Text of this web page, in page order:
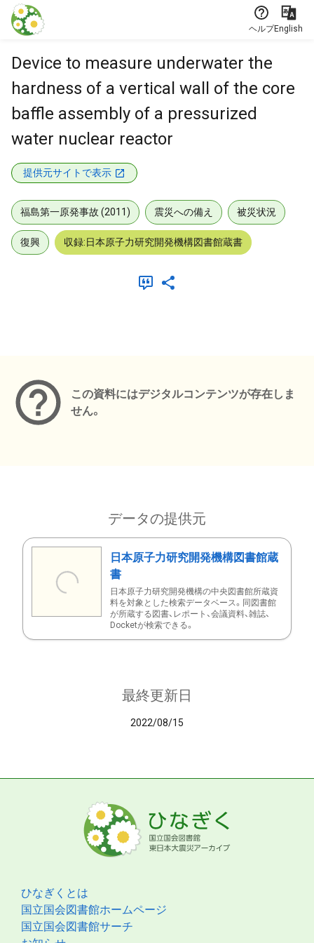
本文に飛ぶ
ヘルプEnglish
Device to measure underwater the
hardness of a vertical wall of the core
baffle assembly of a pressurized
water nuclear reactor
提供元サイトで表示
福島第一原発事故 (2011) 震災への備え 被災状況
復興 収録:日本原子力研究開発機構図書館蔵書
この資料にはデジタルコンテンツが存在しま
せん。
データの提供元
日本原子力研究開発機構図書館蔵
書
日本原子力研究開発機構の中央図書館所蔵資
料を対象とした検索データベース。同図書館
が所蔵する図書、レポート、会議資料、雑誌、
Docketが検索できる。
最終更新日
2022/08/15
ひなぎくとは
国立国会図書館ホームページ
国立国会図書館サーチ